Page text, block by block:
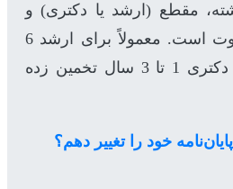
مقطع (ارشد یا دکتری) و
پیچیدگی موضوع متفاوت است. معمولاً برای ارشد 6
ماه تا 1 سال و برای دکتری 1 تا 3 سال تخمین زده
خود را تغییر دهم؟